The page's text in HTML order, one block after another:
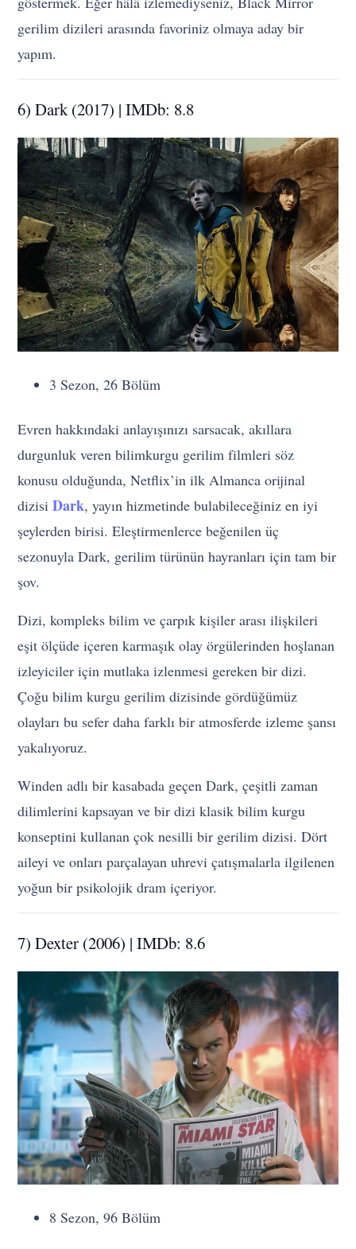
gerilim dizileri arasında favoriniz olmaya aday bir
yapım.
6) Dark (2017) | IMDb: 8.8
3 Sezon, 26 Bölüm
Evren hakkındaki anlayışınızı sarsacak, akıllara
durgunluk veren bilimkurgu gerilim filmleri söz
konusu olduğunda, Netflix’in ilk Almanca orijinal
dizisiDark, yayın hizmetinde bulabileceğiniz en iyi
şeylerden birisi. Eleştirmenlerce beğenilen üç
sezonuyla Dark, gerilim türünün hayranları için tam bir
şov.
Dizi, kompleks bilim ve çarpık kişiler arası ilişkileri
eşit ölçüde içeren karmaşık olay örgülerinden hoşlanan
izleyiciler için mutlaka izlenmesi gereken bir dizi.
Çoğu bilim kurgu gerilim dizisinde gördüğümüz
olayları bu sefer daha farklı bir atmosferde izleme şansı
yakalıyoruz.
Winden adlı bir kasabada geçen Dark, çeşitli zaman
dilimlerini kapsayan ve bir dizi klasik bilim kurgu
konseptini kullanan çok nesilli bir gerilim dizisi. Dört
aileyi ve onları parçalayan uhrevi çatışmalarla ilgilenen
yoğun bir psikolojik dram içeriyor.
7) Dexter (2006) | IMDb: 8.6
8 Sezon, 96 Bölüm